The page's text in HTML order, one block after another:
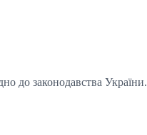
до законодавства України.